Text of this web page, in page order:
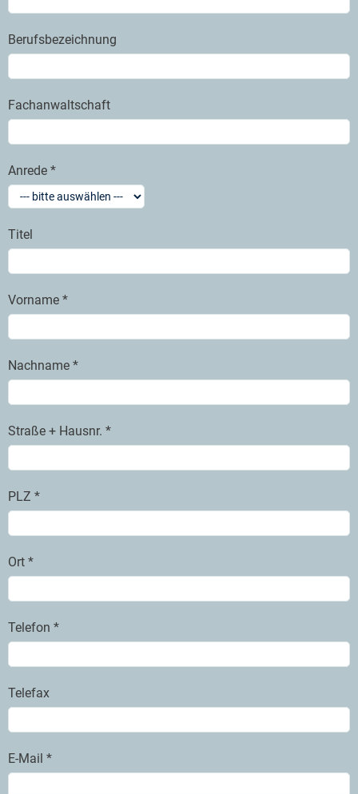
Berufsbezeichnung
Fachanwaltschaft
Anrede *
Titel
Vorname *
Nachname *
Straße + Hausnr. *
PLZ *
Ort *
Telefon *
Telefax
E-Mail *